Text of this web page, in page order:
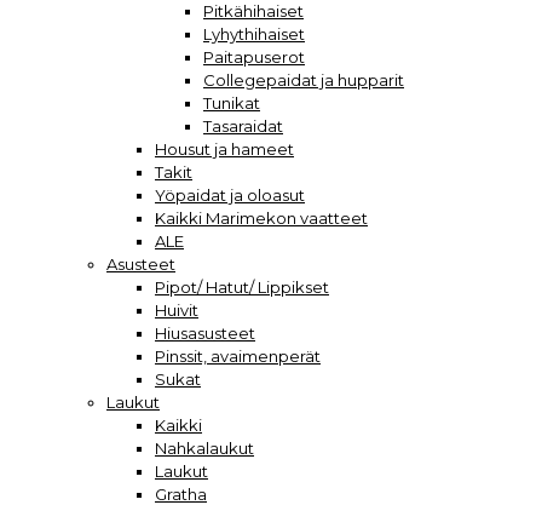
Pitkähihaiset
Lyhythihaiset
Paitapuserot
Collegepaidat ja hupparit
Tunikat
Tasaraidat
Housut ja hameet
Takit
Yöpaidat ja oloasut
Kaikki Marimekon vaatteet
ALE
Asusteet
Pipot/ Hatut/ Lippikset
Huivit
Hiusasusteet
Pinssit, avaimenperät
Sukat
Laukut
Kaikki
Nahkalaukut
Laukut
Gratha